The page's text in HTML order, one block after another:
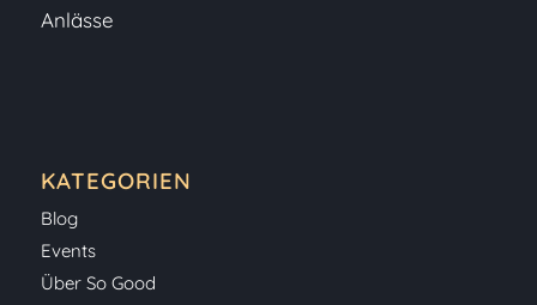
Anlässe
KATEGORIEN
Blog
Events
Über So Good